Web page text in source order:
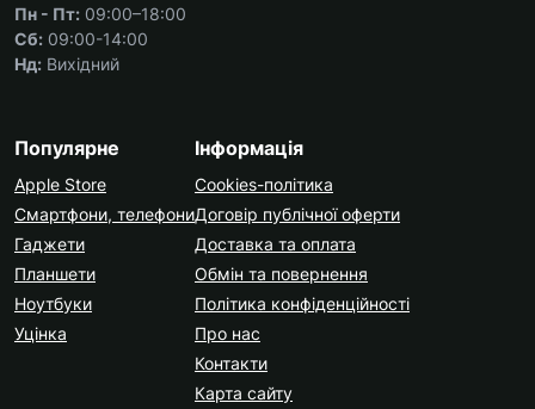
Пн - Пт: 09:00–18:00
Сб: 09:00-14:00
Нд: Вихідний
Популярне
Apple Store
Смартфони, телефони
Гаджети
Планшети
Ноутбуки
Уцінка
Інформація
Cookies-політика
Договір публічної оферти
Доставка та оплата
Обмін та повернення
Політика конфіденційності
Про нас
Контакти
Карта сайту